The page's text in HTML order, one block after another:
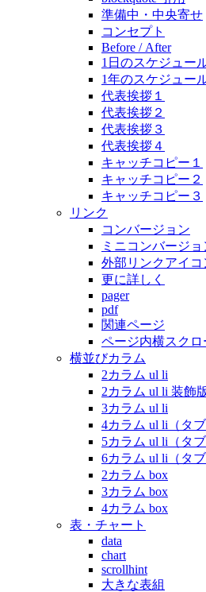
準備中・中央寄せ
コンセプト
Before / After
1日のスケジュー
1年のスケジュー
代表挨拶１
代表挨拶２
代表挨拶３
代表挨拶４
キャッチコピー１
キャッチコピー２
キャッチコピー３
リンク
コンバージョン
ミニコンバージョ
外部リンクアイコ
更に詳しく
pager
pdf
関連ページ
ページ内横スクロ
横並びカラム
2カラム ul li
2カラム ul li 装飾
3カラム ul li
4カラム ul li（タ
5カラム ul li（タ
6カラム ul li（タ
2カラム box
3カラム box
4カラム box
表・チャート
data
chart
scrollhint
大きな表組